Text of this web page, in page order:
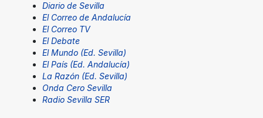
Diario de Sevilla
El Correo de Andalucía
El Correo TV
El Debate
El Mundo (Ed. Sevilla)
El País (Ed. Andalucía)
La Razón (Ed. Sevilla)
Onda Cero Sevilla
Radio Sevilla SER